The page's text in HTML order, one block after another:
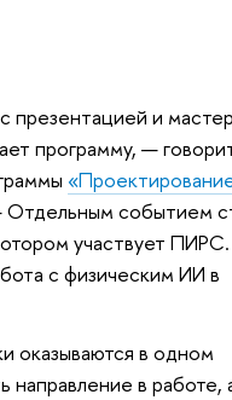
презентацией и
программу, —
событием
участвует ПИРС.
с физическим ИИ в
оказываются в одном
в работе,